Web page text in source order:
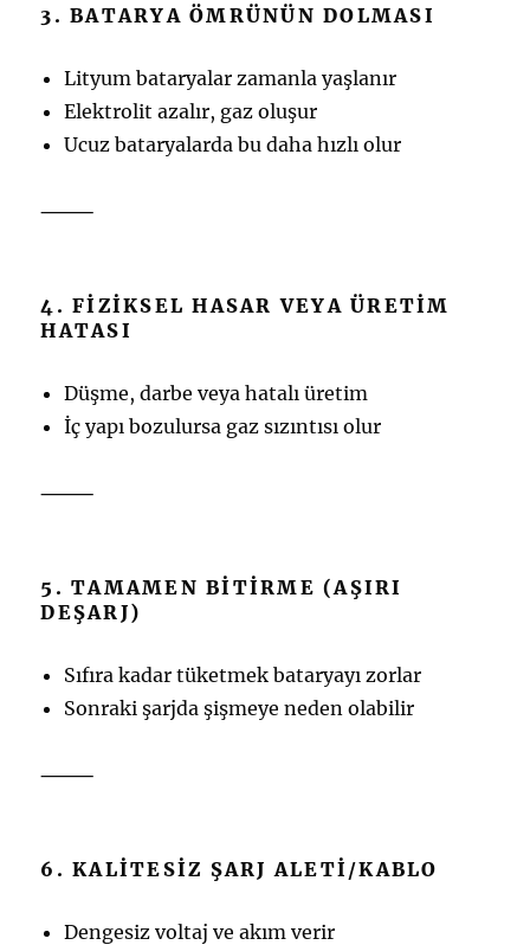
3. BATARYA ÖMRÜNÜN DOLMASI
Lityum bataryalar zamanla yaşlanır
Elektrolit azalır, gaz oluşur
Ucuz bataryalarda bu daha hızlı olur
⸻
4. FIZIKSEL HASAR VEYA ÜRETIM
HATASI
Düşme, darbe veya hatalı üretim
İç yapı bozulursa gaz sızıntısı olur
⸻
5. TAMAMEN BITIRME (AŞIRI
DEŞARJ)
Sıfıra kadar tüketmek bataryayı zorlar
Sonraki şarjda şişmeye neden olabilir
⸻
6. KALITESIZ ŞARJ ALETI/KABLO
Dengesiz voltaj ve akım verir